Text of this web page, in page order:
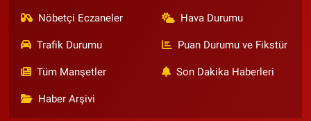
Nöbetçi Eczaneler Hava Durumu
Trafik Durumu Puan Durumu ve Fikstür
Tüm Manşetler Son Dakika Haberleri
Haber Arşivi